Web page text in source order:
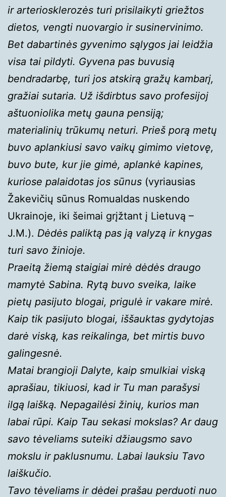
ir arteriosklerozės turi prisilaikyti griežtos
dietos, vengti nuovargio ir susinervinimo.
Bet dabartinės gyvenimo sąlygos jai leidžia
visa tai pildyti. Gyvena pas buvusią
bendradarbę, turi jos atskirą gražų kambarį,
gražiai sutaria. Už išdirbtus savo profesijoj
aštuoniolika metų gauna pensiją;
materialinių trūkumų neturi. Prieš porą metų
buvo aplankiusi savo vaikų gimimo vietovę,
buvo bute, kur jie gimė, aplankė kapines,
kuriose palaidotas jos sūnus (vyriausias
Žakevičių sūnus Romualdas nuskendo
Ukrainoje, iki šeimai grįžtant į Lietuvą –
J.M.). Dėdės paliktą pas ją valyzą ir knygas
turi savo žinioje.
Praeitą žiemą staigiai mirė dėdės draugo
mamytė Sabina. Rytą buvo sveika, laike
pietų pasijuto blogai, prigulė ir vakare mirė.
Kaip tik pasijuto blogai, iššauktas gydytojas
darė viską, kas reikalinga, bet mirtis buvo
galingesnė.
Matai brangioji Dalyte, kaip smulkiai viską
aprašiau, tikiuosi, kad ir Tu man parašysi
ilgą laišką. Nepagailėsi žinių, kurios man
labai rūpi. Kaip Tau sekasi mokslas? Ar daug
savo tėveliams suteiki džiaugsmo savo
mokslu ir paklusnumu. Labai lauksiu Tavo
laiškučio.
Tavo tėveliams ir dėdei prašau perduoti nuo